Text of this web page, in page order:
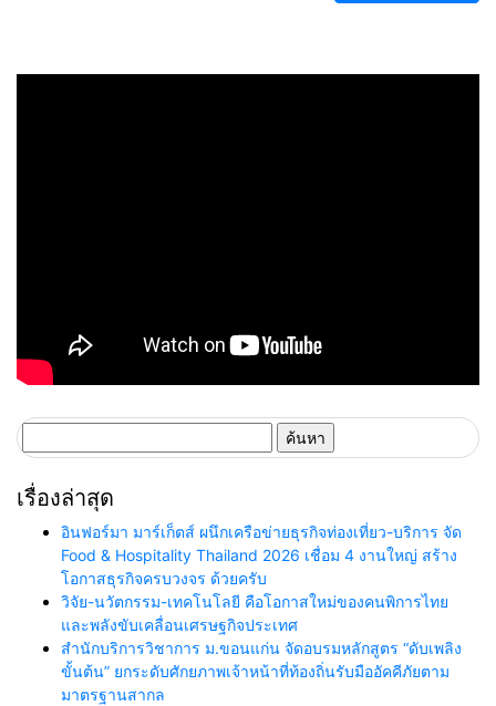
สำหรับ:
เรื่องล่าสุด
อินฟอร์มา มาร์เก็ตส์ ผนึกเครือข่ายธุรกิจท่องเที่ยว-บริการ จัด
Food & Hospitality Thailand 2026 เชื่อม 4 งานใหญ่ สร้าง
โอกาสธุรกิจครบวงจร ด้วยครับ
วิจัย-นวัตกรรม-เทคโนโลยี คือโอกาสใหม่ของคนพิการไทย
และพลังขับเคลื่อนเศรษฐกิจประเทศ
สำนักบริการวิชาการ ม.ขอนแก่น จัดอบรมหลักสูตร “ดับเพลิง
ขั้นต้น” ยกระดับศักยภาพเจ้าหน้าที่ท้องถิ่นรับมืออัคคีภัยตาม
มาตรฐานสากล